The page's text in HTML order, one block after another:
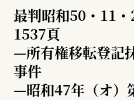
最判昭和50・11
1537頁
—所有権移転登記
事件
—昭和47年（オ）